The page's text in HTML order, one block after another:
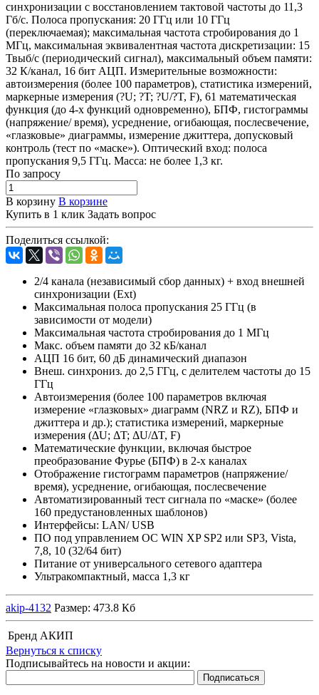
синхронизации с восстановлением тактовой частоты до 11,3
Гб/с. Полоса пропускания: 20 ГГц или 10 ГГц
(переключаемая); максимальная частота стробирования до 1
МГц, максимальная эквивалентная частота дискретизации: 15
Твыб/с (периодический сигнал), максимальный объем памяти:
32 К/канал, 16 бит АЦП. Измерительные возможности:
автоизмерения (более 100 параметров), статистика измерений,
маркерные измерения (?U; ?T; ?U/?T, F), 61 математическая
функция (до 4-х функций одновременно), БПФ, гистограммы
(напряжение/ время), усреднение, огибающая, послесвечение,
«глазковые» диаграммы, измерение джиттера, допусковый
контроль (тест по «маске»). Оптический вход: полоса
пропускания 9,5 ГГц. Масса: не более 1,3 кг.
По запросу
В корзину В корзине
Купить в 1 клик Задать вопрос
Поделиться ссылкой:
2/4 канала (независимый сбор данных) + вход внешней
синхронизации (Ext)
Максимальная полоса пропускания 25 ГГц (в
зависимости от модели)
Максимальная частота стробирования до 1 МГц
Макс. объем памяти до 32 кБ/канал
АЦП 16 бит, 60 дБ динамический диапазон
Внеш. синхрониз. до 2,5 ГГц, с делителем частоты до 15
ГГц
Автоизмерения (более 100 параметров включая
измерение «глазковых» диаграмм (NRZ и RZ), БПФ и
джиттера и др.); статистика измерений, маркерные
измерения (ΔU; ΔT; ΔU/ΔT, F)
Математические функции, включая быстрое
преобразование Фурье (БПФ) в 2-х каналах
Отображение гистограмм параметров (напряжение/
время), усреднение, огибающая, послесвечение
Автоматизированный тест сигнала по «маске» (более
160 предустановленных шаблонов)
Интерфейсы: LAN/ USB
ПО под управлением ОС WIN XP SP2 или SP3, Vista,
7,8, 10 (32/64 бит)
Питание от универсального сетевого адаптера
Ультракомпактный, масса 1,3 кг
akip-4132 Размер: 473.8 Кб
Бренд АКИП
Вернуться к списку
Подписывайтесь на новости и акции: